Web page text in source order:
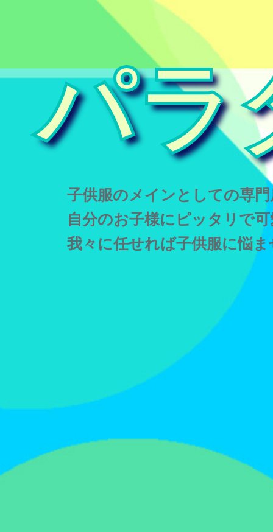
パラ
子供服のメインとしての専
自分のお子様にピッタリで
我々に任せれば子供服に悩